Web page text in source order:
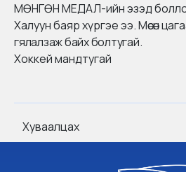
МӨНГӨН МЕДАЛ-ийн эзэд
Халуун баяр хүргэе ээ.Мөсөн
гялалзаж байх болтугай.
Хоккей мандтугай
Хуваалцах